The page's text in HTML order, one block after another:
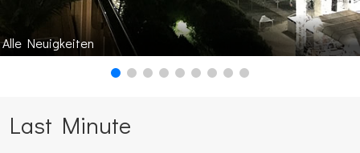
Alle Neuigkeiten
Last Minute